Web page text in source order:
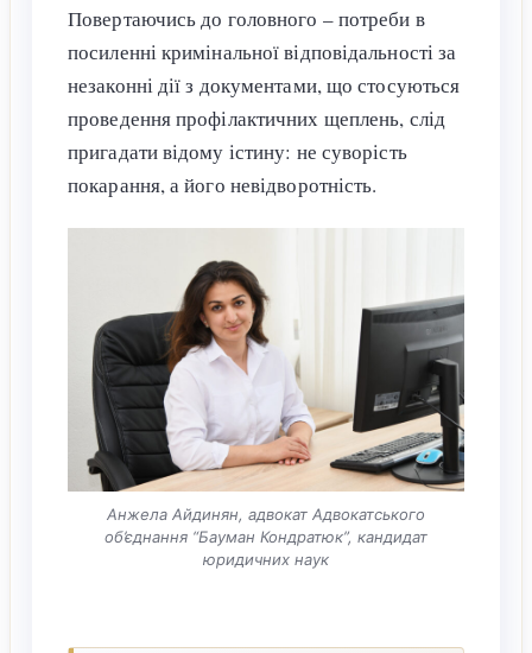
Повертаючись до головного – потреби в
посиленні кримінальної відповідальності за
незаконні дії з документами, що стосуються
проведення профілактичних щеплень, слід
пригадати відому істину: не суворість
покарання, а його невідворотність.
Анжела Айдинян, адвокат Адвокатського
об’єднання “Бауман Кондратюк”, кандидат
юридичних наук